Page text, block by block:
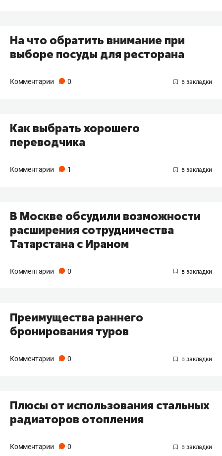
На что обратить внимание при
выборе посуды для ресторана
Комментарии 0
Как выбрать хорошего
переводчика
Комментарии 1
​В Москве обсудили возможности
расширения сотрудничества
Татарстана с Ираном
Комментарии 0
Преимущества раннего
бронирования туров
Комментарии 0
Плюсы от использования стальных
радиаторов отопления
Комментарии 0